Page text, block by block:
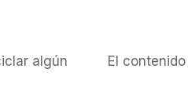
algún
El